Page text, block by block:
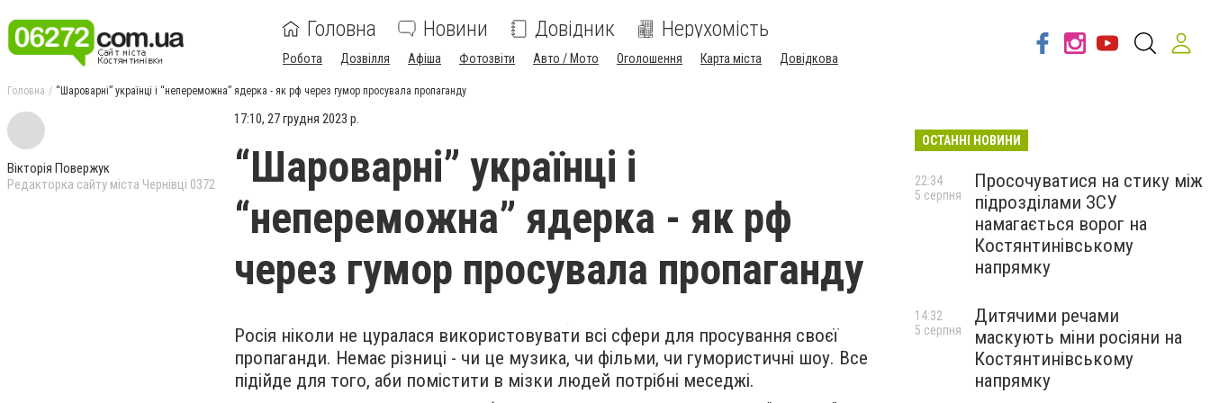
Головна Новини Довідник Нерухомість
Робота Дозвілля Афіша Фотозвіти Авто / Мото Оголошення Карта міста Довідкова
Головна “Шароварні” українці і “непереможна” ядерка - як рф через гумор просувала пропаганду
Вікторія Повержук
Редакторка сайту міста Чернівці 0372
17:10, 27 грудня 2023 р.
“Шароварні” українці і
“непереможна” ядерка - як рф
через гумор просувала пропаганду
Росія ніколи не цуралася використовувати всі сфери для просування своєї
пропаганди. Немає різниці - чи це музика, чи фільми, чи гумористичні шоу. Все
підійде для того, аби помістити в мізки людей потрібні меседжі.
ОСТАННІ НОВИНИ
Просочуватися на стику між
підрозділами ЗСУ
намагається ворог на
Костянтинівському
напрямку
22:34
5 серпня
Дитячими речами
маскують міни росіяни на
Костянтинівському
напрямку
14:32
5 серпня